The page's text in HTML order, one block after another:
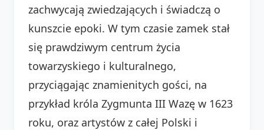
zachwycają zwiedzających i świadczą o
kunszcie epoki. W tym czasie zamek stał
się prawdziwym centrum życia
towarzyskiego i kulturalnego,
przyciągając znamienitych gości, na
przykład króla Zygmunta III Wazę w 1623
roku, oraz artystów z całej Polski i